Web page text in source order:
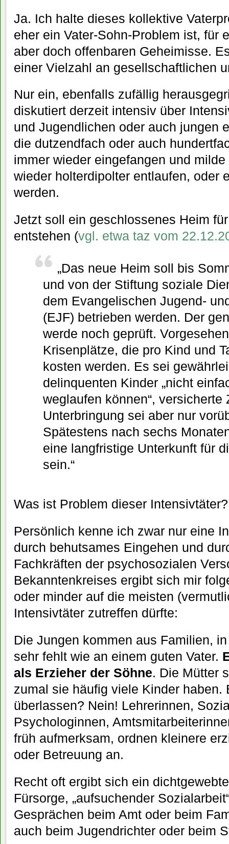
Ja. Ich halte dieses kollektive
eher ein Vater-Sohn-Problem ist, für
aber doch offenbaren Geheimisse.
einer Vielzahl an gesellschaftlichen
Nur ein, ebenfalls zufällig
diskutiert derzeit intensiv über
und Jugendlichen oder auch jungen
die dutzendfach oder auch
immer wieder eingefangen und
wieder holterdipolter entlaufen, oder
werden.
Jetzt soll ein geschlossenes Heim
entstehen (vgl. etwa taz vom
„Das neue Heim soll bis
und von der Stiftung soziale
dem Evangelischen Jugend-
(EJF) betrieben werden. Der
werde noch geprüft.
Krisenplätze, die pro Kind und
kosten werden. Es sei
delinquenten Kinder „nicht
weglaufen können“, versicherte
Unterbringung sei aber nur
Spätestens nach sechs
eine langfristige Unterkunft für
sein.“
Was ist Problem dieser Intensivtäter?
Persönlich kenne ich zwar nur eine
durch behutsames Eingehen und
Fachkräften der psychosozialen
Bekanntenkreises ergibt sich mir
oder minder auf die meisten
Intensivtäter zutreffen dürfte:
Die Jungen kommen aus Familien,
sehr fehlt wie an einem guten Vater.
als Erzieher der Söhne. Die Mütter
zumal sie häufig viele Kinder haben.
überlassen? Nein! Lehrerinnen,
Psychologinnen,
früh aufmerksam, ordnen kleinere
oder Betreuung an.
Recht oft ergibt sich ein
Fürsorge, „aufsuchender
Gesprächen beim Amt oder beim
auch beim Jugendrichter oder beim